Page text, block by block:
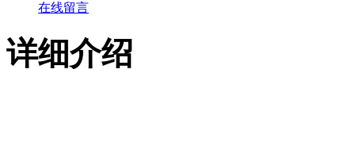
在线留言
详细介绍